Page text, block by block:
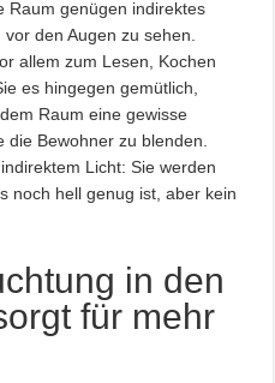
Raum genügen indirektes
den Augen zu sehen.
allem zum Lesen, Kochen
es hingegen gemütlich,
Raum eine gewisse
die Bewohner zu blenden.
Licht: Sie werden
noch hell genug ist, aber kein
in den
für mehr